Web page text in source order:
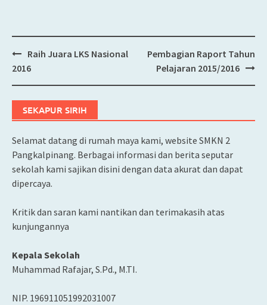
Post
Raih Juara LKS Nasional
2016
Pembagian Raport Tahun
Pelajaran 2015/2016
SEKAPUR SIRIH
Selamat datang di rumah maya kami, website SMKN 2
Pangkalpinang. Berbagai informasi dan berita seputar
sekolah kami sajikan disini dengan data akurat dan dapat
dipercaya.
Kritik dan saran kami nantikan dan terimakasih atas
kunjungannya
Kepala Sekolah
Muhammad Rafajar, S.Pd., M.TI.
NIP. 196911051992031007